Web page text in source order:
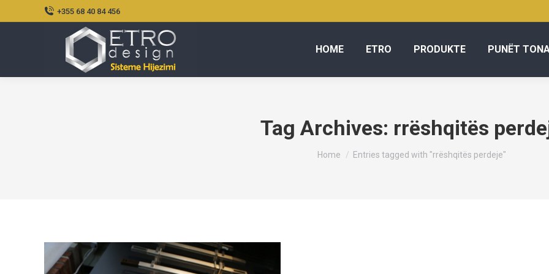
+355 68 40 84 456
HOME ETRO PRODUKTE PUNËT
Tag Archives: rrëshqitës
You are here:
Home Entries tagged with "rrëshqitës perdeje"